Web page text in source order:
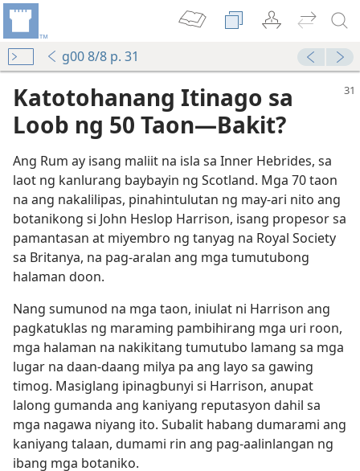
g00 8/8 p. 31
sa Longhitud”
mga Gamot
Katotohanang Itinago sa
Loob ng 50 Taon​—Bakit?
Ang Rum ay isang maliit na isla sa Inner Hebrides, sa
laot ng kanlurang baybayin ng Scotland. Mga 70 taon
na ang nakalilipas, pinahintulutan ng may-ari nito ang
botanikong si John Heslop Harrison, isang propesor sa
pamantasan at miyembro ng tanyag na Royal Society
sa Britanya, na pag-aralan ang mga tumutubong
halaman doon.
Nang sumunod na mga taon, iniulat ni Harrison ang
pagkatuklas ng maraming pambihirang mga uri roon,
mga halaman na nakikitang tumutubo lamang sa mga
lugar na daan-daang milya pa ang layo sa gawing
timog. Masiglang ipinagbunyi si Harrison, anupat
lalong gumanda ang kaniyang reputasyon dahil sa
mga nagawa niyang ito. Subalit habang dumarami ang
kaniyang talaan, dumami rin ang pag-aalinlangan ng
ibang mga botaniko.